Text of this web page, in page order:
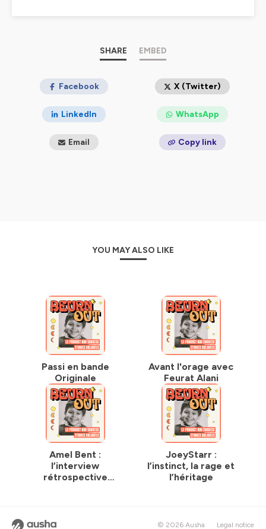
pour plus d'informations.
SHARE EMBED
Facebook X (Twitter)
LinkedIn WhatsApp
Email Copy link
YOU MAY ALSO LIKE
Passi en bande
Originale
Avant l'orage avec
Feurat Alani
Amel Bent :
l’interview
rétrospective
JoeyStarr :
l’instinct, la rage et
l’héritage
© 2026 Ausha Legal notice